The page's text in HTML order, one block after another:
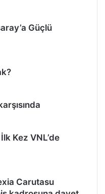
Güçlü
Kez VNL’de
Carutasu